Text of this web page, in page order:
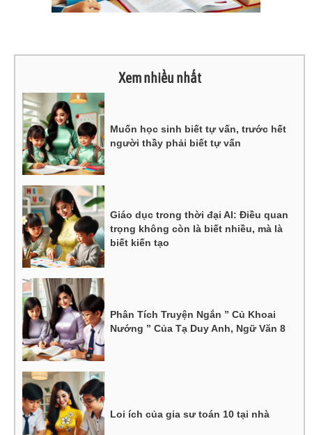
Xem nhiều nhất
Muốn học sinh biết tự vấn, trước hết
người thầy phải biết tự vấn
Giáo dục trong thời đại AI: Điều quan
trọng không còn là biết nhiều, mà là
biết kiến tạo
Phân Tích Truyện Ngắn ” Củ Khoai
Nướng ” Của Tạ Duy Anh, Ngữ Văn 8
Loi ích của gia sư toán 10 tại nhà